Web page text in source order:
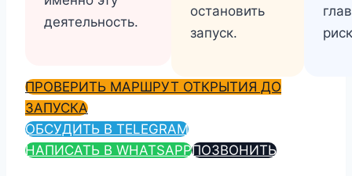
деятельность.
остановить
запуск.
ПРОВЕРИТЬ МАРШРУТ ОТКРЫТИЯ ДО
ЗАПУСКА
ОБСУДИТЬ В TELEGRAM
НАПИСАТЬ В WHATSAPPПОЗВОНИТЬ